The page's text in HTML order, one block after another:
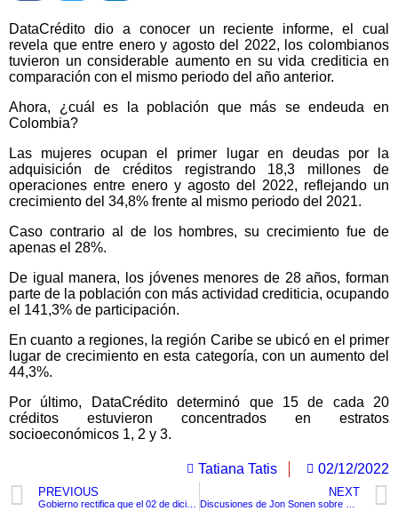
DataCrédito dio a conocer un reciente informe, el cual
revela que entre enero y agosto del 2022, los colombianos
tuvieron un considerable aumento en su vida crediticia en
comparación con el mismo periodo del año anterior.
Ahora, ¿cuál es la población que más se endeuda en
Colombia?
Las mujeres ocupan el primer lugar en deudas por la
adquisición de créditos registrando 18,3 millones de
operaciones entre enero y agosto del 2022, reflejando un
crecimiento del 34,8% frente al mismo periodo del 2021.
Caso contrario al de los hombres, su crecimiento fue de
apenas el 28%.
De igual manera, los jóvenes menores de 28 años, forman
parte de la población con más actividad crediticia, ocupando
el 141,3% de participación.
En cuanto a regiones, la región Caribe se ubicó en el primer
lugar de crecimiento en esta categoría, con un aumento del
44,3%.
Por último, DataCrédito determinó que 15 de cada 20
créditos estuvieron concentrados en estratos
socioeconómicos 1, 2 y 3.
Tatiana Tatis 02/12/2022
PREVIOUS NEXT